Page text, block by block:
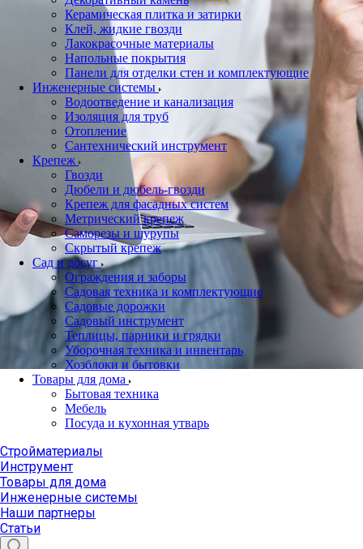
Керамическая плитка и затирки
Клей, жидкие гвозди
Лакокрасочные материалы
Напольные покрытия
Панели для отделки стен и комплектующие
Инженерные системы
Водоотведение и канализация
Изоляция для труб
Отопление
Сантехнический инструмент
Крепеж
Гвозди
Дюбели и дюбель-гвозди
Крепеж для фасадных систем
Метрический крепеж
Саморезы и шурупы
Скрытый крепеж
Сад и досуг
Ограждения и заборы
Садовая техника и комплектующие
Садовые дорожки
Садовый инструмент
Теплицы, парники и грядки
Уборочная техника и инвентарь
Хозблоки и бытовки
Товары для дома
Бытовая техника
Мебель
Посуда и кухонная утварь
Стройматериалы
Инструмент
Товары для дома
Инженерные системы
Наши партнеры
Статьи